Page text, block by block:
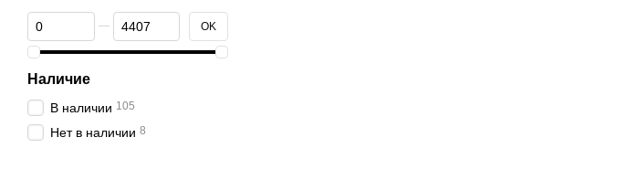
От Цена, грн
До Цена, грн OK
Наличие
В наличии 105
Нет в наличии 8